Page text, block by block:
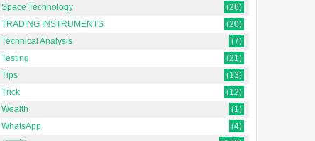
Space Technology
(26)
TRADING INSTRUMENTS
(20)
Technical Analysis
(7)
Testing
(21)
Tips
(13)
Trick
(12)
Wealth
(1)
WhatsApp
(4)